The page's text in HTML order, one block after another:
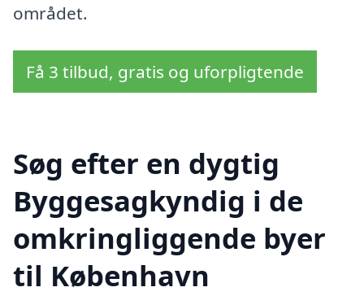
området.
Få 3 tilbud, gratis og uforpligtende
Søg efter en dygtig
Byggesagkyndig i de
omkringliggende byer
til København